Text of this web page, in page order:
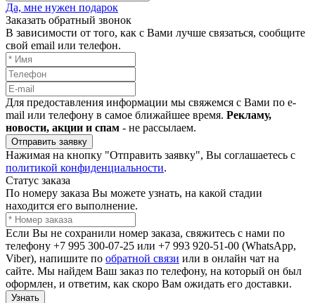
Да, мне нужен подарок
Заказать обратный звонок
В зависимости от того, как с Вами лучше связаться, сообщите
свой email или телефон.
Для предоставления информации мы свяжемся с Вами по e-
mail или телефону в самое ближайшее время. Рекламу,
новости, акции и спам - не рассылаем.
Отправить заявку
Нажимая на кнопку "Отправить заявку", Вы соглашаетесь с
политикой конфиденциальности.
Статус заказа
По номеру заказа Вы можете узнать, на какой стадии
находится его выполнение.
Если Вы не сохранили номер заказа, свяжитесь с нами по
телефону +7 995 300-07-25 или +7 993 920-51-00 (WhatsApp,
Viber), напишите по обратной связи или в онлайн чат на
сайте. Мы найдем Ваш заказ по телефону, на который он был
оформлен, и ответим, как скоро Вам ожидать его доставки.
Узнать